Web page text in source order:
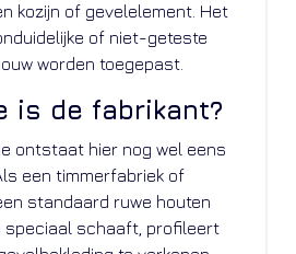
kozijn of gevelelement. Het
of niet-geteste
worden toegepast.
is de fabrikant?
ontstaat hier nog wel eens
een timmerfabriek of
standaard ruwe houten
speciaal schaaft, profileert